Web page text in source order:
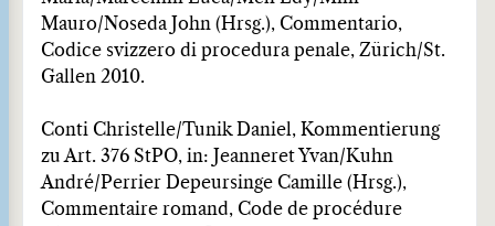
Mauro/Noseda John (Hrsg.), Commentario,
Codice svizzero di procedura penale, Zürich/St.
Gallen 2010.
Conti Christelle/Tunik Daniel, Kommentierung
zu Art. 376 StPO, in: Jeanneret Yvan/Kuhn
André/Perrier Depeursinge Camille (Hrsg.),
Commentaire romand, Code de procédure